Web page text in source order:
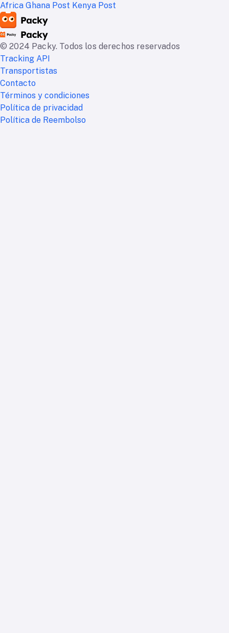
Africa Ghana Post Kenya Post
© 2024 Packy. Todos los derechos reservados
Tracking API
Transportistas
Contacto
Términos y condiciones
Política de privacidad
Política de Reembolso